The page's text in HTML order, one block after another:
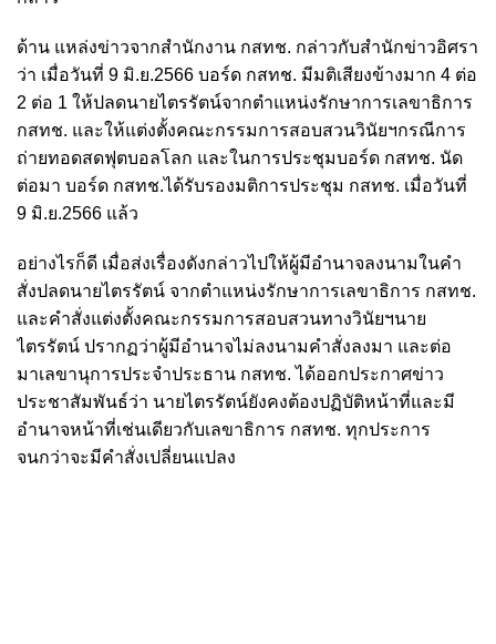
ด้าน แหล่งข่าวจากสำนักงาน กสทช. กล่าวกับสำนักข่าวอิศรา
ว่า เมื่อวันที่ 9 มิ.ย.2566 บอร์ด กสทช. มีมติเสียงข้างมาก 4 ต่อ
2 ต่อ 1 ให้ปลดนายไตรรัตน์จากตำแหน่งรักษาการเลขาธิการ
กสทช. และให้แต่งตั้งคณะกรรมการสอบสวนวินัยฯกรณีการ
ถ่ายทอดสดฟุตบอลโลก และในการประชุมบอร์ด กสทช. นัด
ต่อมา บอร์ด กสทช.ได้รับรองมติการประชุม กสทช. เมื่อวันที่
9 มิ.ย.2566 แล้ว
อย่างไรก็ดี เมื่อส่งเรื่องดังกล่าวไปให้ผู้มีอำนาจลงนามในคำ
สั่งปลดนายไตรรัตน์ จากตำแหน่งรักษาการเลขาธิการ กสทช.
และคำสั่งแต่งตั้งคณะกรรมการสอบสวนทางวินัยฯนาย
ไตรรัตน์ ปรากฏว่าผู้มีอำนาจไม่ลงนามคำสั่งลงมา และต่อ
มาเลขานุการประจำประธาน กสทช. ได้ออกประกาศข่าว
ประชาสัมพันธ์ว่า นายไตรรัตน์ยังคงต้องปฏิบัติหน้าที่และมี
อำนาจหน้าที่เช่นเดียวกับเลขาธิการ กสทช. ทุกประการ
จนกว่าจะมีคำสั่งเปลี่ยนแปลง